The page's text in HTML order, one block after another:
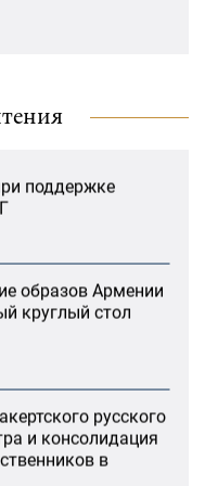
поддержке
образов Армении
круглый стол
русского
и консолидация